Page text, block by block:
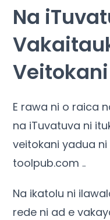
Na
Veitokani
E rawa ni o raica
na iTuvatuva ni
veitokani yadua
toolpub.com ..
Na ikatolu ni
rede ni ad e